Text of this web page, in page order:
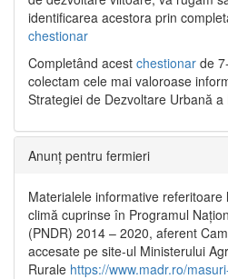
identificarea acestora prin
chestionar
Completând acest chestionar de
colectam cele mai valoroase
Strategiei de Dezvoltare Urbană a
Anunț pentru fermieri
Materialele informative
climă cuprinse în Programul
(PNDR) 2014 – 2020, aferent
accesate pe site-ul Ministerului
Rurale https://www.madr.ro/